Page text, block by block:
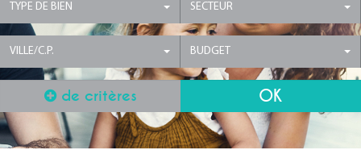
TYPE DE BIEN SECTEUR
VILLE/C.P. BUDGET
de critères